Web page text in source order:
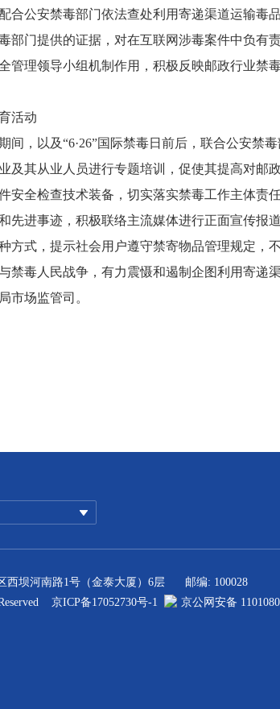
合公安禁毒部门依法查处利用寄递渠道运输毒
部门提供的证据，对在互联网涉毒案件中负有
管理领导小组机制作用，积极反映邮政行业禁
活动
间，以及“6·26”国际禁毒日前后，联合公安禁
及其从业人员进行专题培训，促使其提高对邮
安全检查技术装备，切实落实禁毒工作主体责
先进事迹，积极联络主流媒体进行正面宣传报
方式，提示社会用户遵守禁寄物品管理规定，
禁毒人民战争，有力震慑和遏制企图利用寄递
市场监管司。
西坝河南路1号（金泰大厦）6层
邮编: 100028
京ICP备17052730号-1 京公网安备